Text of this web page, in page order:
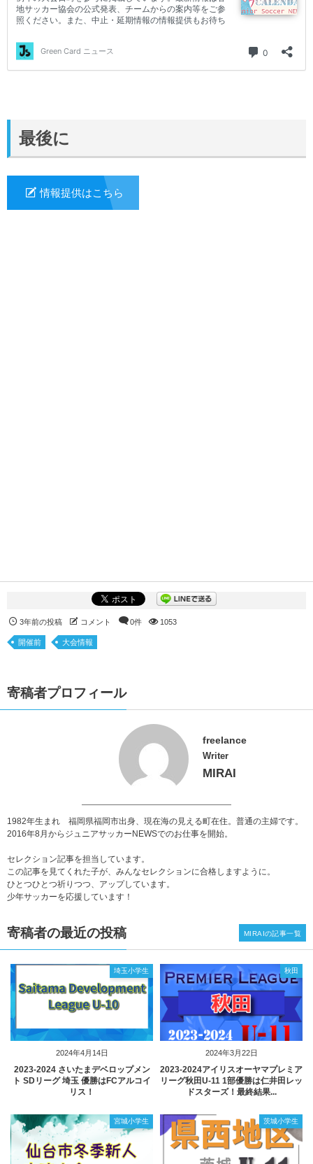
最後に
情報提供はこちら
3年前の投稿 コメント 0件 1053
開催前 大会情報
寄稿者プロフィール
freelance
Writer
MIRAI
1982年生まれ 福岡県福岡市出身、現在海の見える町在住。普通の主婦です。
2016年8月からジュニアサッカーNEWSでのお仕事を開始。
セレクション記事を担当しています。
この記事を見てくれた子が、みんなセレクションに合格しますように。
ひとつひとつ祈りつつ、アップしています。
少年サッカーを応援しています！
寄稿者の最近の投稿
2024年4月14日
埼玉小学生
2023‐2024 さいたまデベロップメン
ト SDリーグ 埼玉 優勝はFCアルコイ
リス！
2024年3月22日
秋田
2023-2024アイリスオーヤマプレミア
リーグ秋田U-11 1部優勝は仁井田レッ
ドスターズ！最終結果...
宮城小学生 茨城小学生
MIRAIの記事一覧